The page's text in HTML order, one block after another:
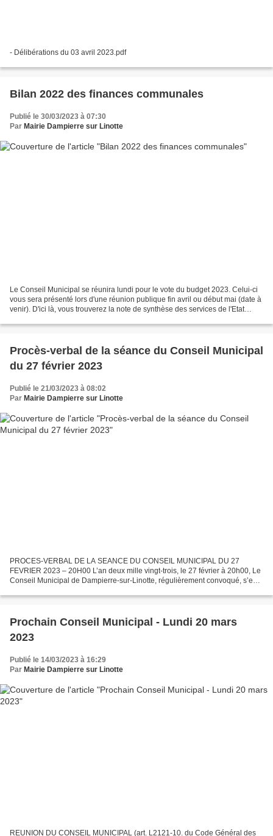
- Délibérations du 03 avril 2023.pdf
Bilan 2022 des finances communales
Publié le 30/03/2023 à 07:30
Par Mairie Dampierre sur Linotte
Le Conseil Municipal se réunira lundi pour le vote du budget 2023. Celui-ci
vous sera présenté lors d'une réunion publique fin avril ou début mai (date à
venir). D'ici là, vous trouverez la note de synthèse des services de l'Etat
Procès-verbal de la séance du Conseil Municipal
du 27 février 2023
Publié le 21/03/2023 à 08:02
Par Mairie Dampierre sur Linotte
PROCES-VERBAL DE LA SEANCE DU CONSEIL MUNICIPAL DU 27
FEVRIER 2023 – 20H00 L’an deux mille vingt-trois, le 27 février à 20h00, Le
Conseil Municipal de Dampierre-sur-Linotte, régulièrement convoqué, s’est
Prochain Conseil Municipal - Lundi 20 mars
2023
Publié le 14/03/2023 à 16:29
Par Mairie Dampierre sur Linotte
REUNION DU CONSEIL MUNICIPAL (art. L2121-10. du Code Général des